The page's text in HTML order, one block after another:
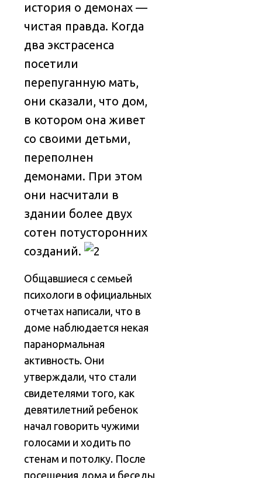
история о демонах —
чистая правда. Когда
два экстрасенса
посетили
перепуганную мать,
они сказали, что дом,
в котором она живет
со своими детьми,
переполнен
демонами. При этом
они насчитали в
здании более двух
сотен потусторонних
созданий.
Общавшиеся с семьей
психологи в официальных
отчетах написали, что в
доме наблюдается некая
паранормальная
активность. Они
утверждали, что стали
свидетелями того, как
девятилетний ребенок
начал говорить чужими
голосами и ходить по
стенам и потолку. После
посещения дома и беседы